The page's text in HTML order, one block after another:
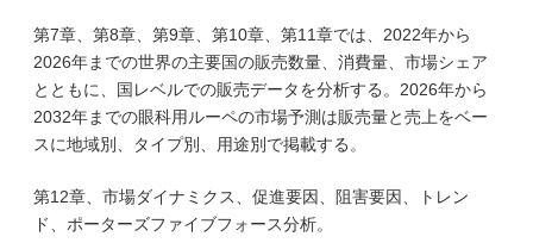
第7章、第8章、第9章、第10章、第11章では、2022年から
2026年までの世界の主要国の販売数量、消費量、市場シェア
とともに、国レベルでの販売データを分析する。2026年から
2032年までの眼科用ルーペの市場予測は販売量と売上をベー
スに地域別、タイプ別、用途別で掲載する。
第12章、市場ダイナミクス、促進要因、阻害要因、トレン
ド、ポーターズファイブフォース分析。